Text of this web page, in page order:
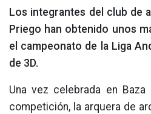
Los integrantes del club de
Priego han obtenido unos
el campeonato de la Liga
de 3D.
Una vez celebrada en
competición, la arquera de